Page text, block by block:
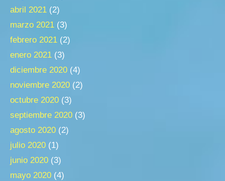
abril 2021 (2)
marzo 2021 (3)
febrero 2021 (2)
enero 2021 (3)
diciembre 2020 (4)
noviembre 2020 (2)
octubre 2020 (3)
septiembre 2020 (3)
agosto 2020 (2)
julio 2020 (1)
junio 2020 (3)
mayo 2020 (4)